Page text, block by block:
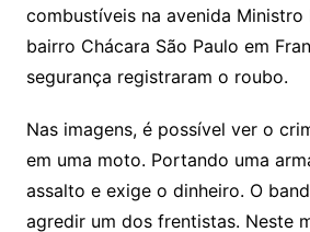
combustíveis na avenida Ministro
bairro Chácara São Paulo em
segurança registraram o roubo.
Nas imagens, é possível ver o
em uma moto. Portando uma
assalto e exige o dinheiro. O
agredir um dos frentistas. Neste